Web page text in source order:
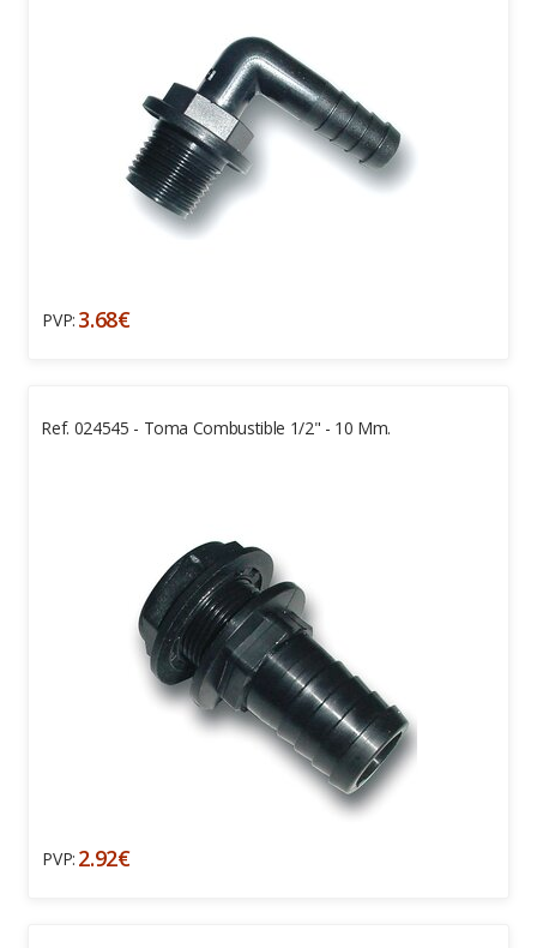
PVP: 3.68€
Ref. 024545 - Toma Combustible 1/2" - 10 Mm.
PVP: 2.92€